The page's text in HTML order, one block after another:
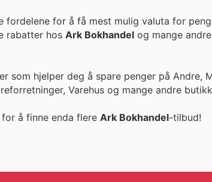
for å få mest mulig valuta for
og unike rabatter hos Ark Bokhandel og mange andre
hjelper deg å spare penger på Andre,
Varehus og mange andre
å finne enda flere Ark Bokhandel-tilbud!